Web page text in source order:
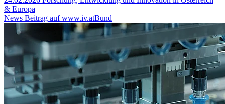
& Europa
News Beitrag auf www.iv.atBund